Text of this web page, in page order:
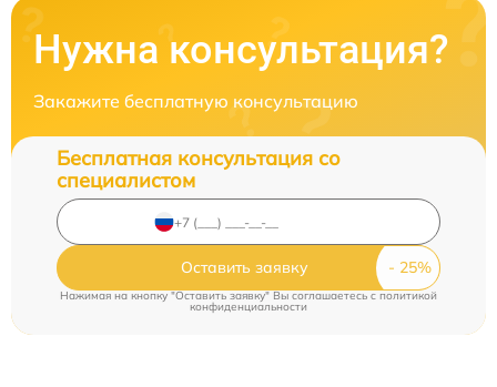
Нужна консультация?
Закажите бесплатную консультацию
Бесплатная консультация со
специалистом
Оставить заявку
Нажимая на кнопку "Оставить заявку" Вы соглашаетесь cполитикой
конфиденциальности